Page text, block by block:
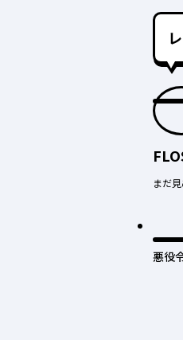
まだ
悪役